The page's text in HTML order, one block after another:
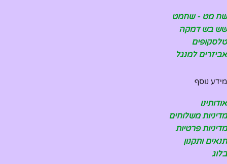
שח מט - שחמט
שש בש דמקה
טלסקופים
אביזרים למנגל
מידע נוסף
אודותינו
מדיניות משלוחים
מדיניות פרטיות
תנאים ותקנון
בלוג